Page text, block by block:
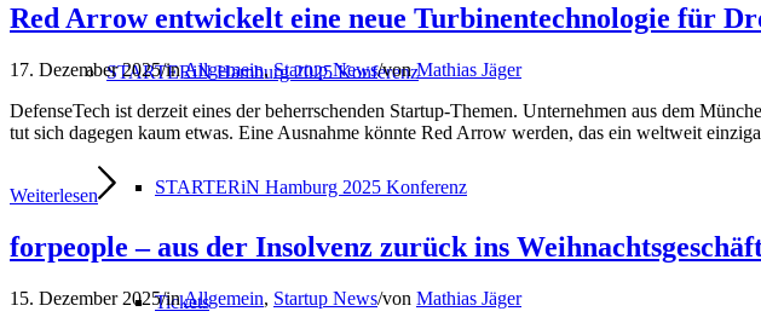
STARTERiN Hamburg 2025 Konferenz
STARTERiN Hamburg 2025 Konferenz
Tickets
Red Arrow entwickelt eine neue Turbinentechnologie für
17. Dezember 2025/inAllgemein,Startup News/vonMathias Jäger
DefenseTech ist derzeit eines der beherrschenden Startup-Themen. Unternehmen aus dem
tut sich dagegen kaum etwas. Eine Ausnahme könnte Red Arrow werden, das ein weltweit
Weiterlesen
forpeople – aus der Insolvenz zurück ins
15. Dezember 2025/inAllgemein, Startup News/von Mathias Jäger